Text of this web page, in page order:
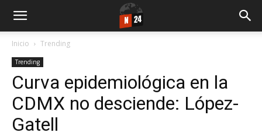
Inicio Trending
Trending
Curva epidemiológica en la
CDMX no desciende: López-
Gatell